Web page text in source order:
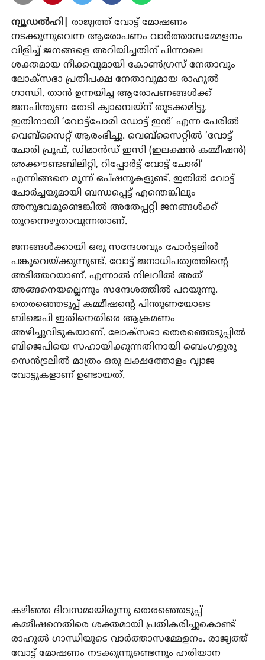
ന്യൂഡല്‍ഹി|
രാജ്യത്ത് വോട്ട് മോഷണം
നടക്കുന്നുവെന്ന ആരോപണം വാര്‍ത്താസമ്മേളനം
വിളിച്ച് ജനങ്ങളെ അറിയിച്ചതിന് പിന്നാലെ
ശക്തമായ നീക്കവുമായി കോണ്‍ഗ്രസ് നേതാവും
ലോക്സഭാ പ്രതിപക്ഷ നേതാവുമായ രാഹുല്‍
ഗാന്ധി. താന്‍ ഉന്നയിച്ച ആരോപണങ്ങള്‍ക്ക്
ജനപിന്തുണ തേടി ക്യാമ്പെയ്ന് തുടക്കമിട്ടു.
ഇതിനായി ‘വോട്ട്ചോരി ഡോട്ട് ഇന്‍’ എന്ന പേരില്‍
വെബ്സൈറ്റ് ആരംഭിച്ചു. വെബ്സൈറ്റില്‍ ‘വോട്ട്
ചോരി പ്രൂഫ്, ഡിമാന്‍ഡ് ഇസി (ഇലക്ഷന്‍ കമ്മീഷന്‍)
അക്കൗണ്ടബിലിറ്റി, റിപ്പോര്‍ട്ട് വോട്ട് ചോരി’
എന്നിങ്ങനെ മൂന്ന് ഒപ്ഷനുകളുണ്ട്. ഇതില്‍ വോട്ട്
ചോര്‍ച്ചയുമായി ബന്ധപ്പെട്ട് എന്തെങ്കിലും
അനുഭവമുണ്ടെങ്കില്‍ അതേപ്പറ്റി ജനങ്ങള്‍ക്ക്
തുറന്നെഴുതാവുന്നതാണ്.
ജനങ്ങള്‍ക്കായി ഒരു സന്ദേശവും പോര്‍ട്ടലില്‍
പങ്കുവെയ്ക്കുന്നുണ്ട്. വോട്ട് ജനാധിപത്യത്തിന്റെ
അടിത്തറയാണ്. എന്നാല്‍ നിലവില്‍ അത്
അങ്ങനെയല്ലെന്നും സന്ദേശത്തില്‍ പറയുന്നു.
തെരഞ്ഞെടുപ്പ് കമ്മീഷന്റെ പിന്തുണയോടെ
ബിജെപി ഇതിനെതിരെ ആക്രമണം
അഴിച്ചുവിടുകയാണ്. ലോക്സഭാ തെരഞ്ഞെടുപ്പില്‍
ബിജെപിയെ സഹായിക്കുന്നതിനായി ബെംഗളുരു
സെന്‍ട്രലില്‍ മാത്രം ഒരു ലക്ഷത്തോളം വ്യാജ
വോട്ടുകളാണ് ഉണ്ടായത്.
കഴിഞ്ഞ ദിവസമായിരുന്നു തെരഞ്ഞെടുപ്പ്
കമ്മീഷനെതിരെ ശക്തമായി പ്രതികരിച്ചുകൊണ്ട്
രാഹുല്‍ ഗാന്ധിയുടെ വാര്‍ത്താസമ്മേളനം. രാജ്യത്ത്
വോട്ട് മോഷണം നടക്കുന്നുണ്ടെന്നും ഹരിയാന